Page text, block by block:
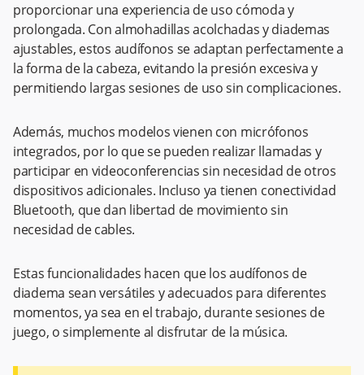
proporcionar una experiencia de uso cómoda y
prolongada. Con almohadillas acolchadas y diademas
ajustables, estos audífonos se adaptan perfectamente a
la forma de la cabeza, evitando la presión excesiva y
permitiendo largas sesiones de uso sin complicaciones.
Además, muchos modelos vienen con micrófonos
integrados, por lo que se pueden realizar llamadas y
participar en videoconferencias sin necesidad de otros
dispositivos adicionales. Incluso ya tienen conectividad
Bluetooth, que dan libertad de movimiento sin
necesidad de cables.
Estas funcionalidades hacen que los audífonos de
diadema sean versátiles y adecuados para diferentes
momentos, ya sea en el trabajo, durante sesiones de
juego, o simplemente al disfrutar de la música.